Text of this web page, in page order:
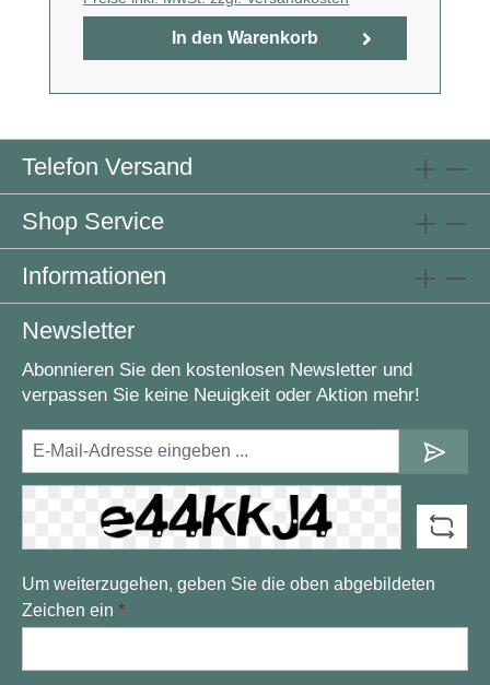
In den Warenkorb
Telefon Versand
Shop Service
Informationen
Newsletter
Abonnieren Sie den kostenlosen Newsletter und
verpassen Sie keine Neuigkeit oder Aktion mehr!
Um weiterzugehen, geben Sie die oben abgebildeten
Zeichen ein *